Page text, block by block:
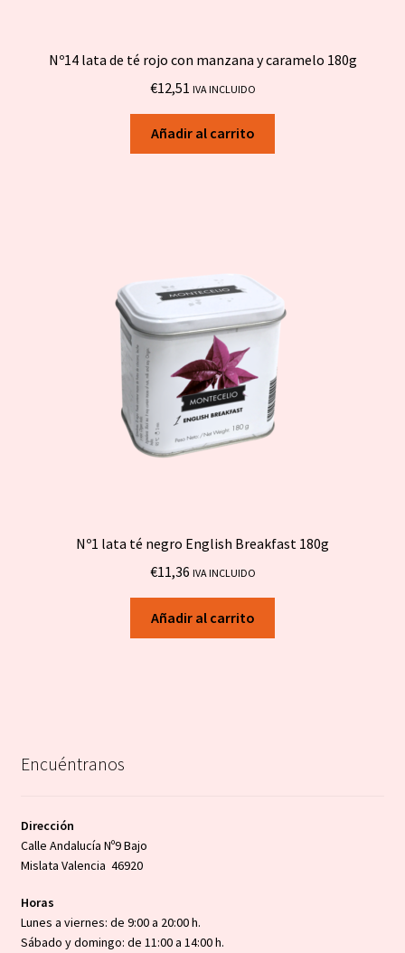
Nº14 lata de té rojo con manzana y caramelo 180g
€12,51 IVA INCLUIDO
Añadir al carrito
Nº1 lata té negro English Breakfast 180g
€11,36 IVA INCLUIDO
Añadir al carrito
Encuéntranos
Dirección
Calle Andalucía Nº9 Bajo
Mislata Valencia 46920
Horas
Lunes a viernes: de 9:00 a 20:00 h.
Sábado y domingo: de 11:00 a 14:00 h.